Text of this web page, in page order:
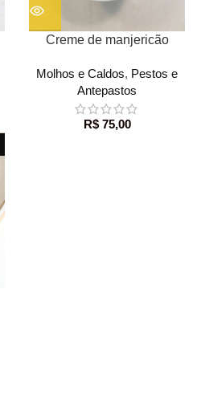
Creme de manjericão
Molhos e Caldos, Pestos e
Antepastos
R$75,00